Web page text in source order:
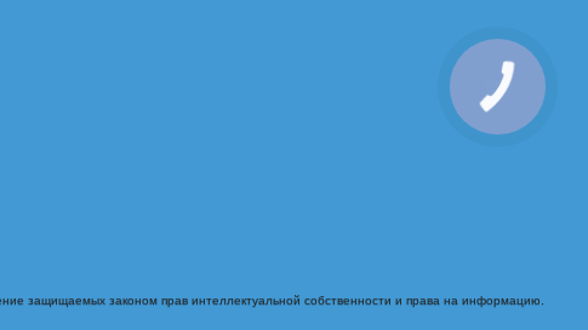
защищаемых законом прав интеллектуальной собственности и права на информацию.